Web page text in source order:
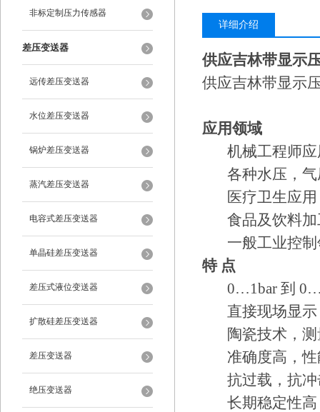
非标定制压力传感器
差压变送器
远传差压变送器
水位差压变送器
锅炉差压变送器
蒸汽差压变送器
电容式差压变送器
单晶硅差压变送器
差压式液位变送器
扩散硅差压变送器
差压变送器
绝压变送器
详细介绍
供应吉林带显示
供应吉林带显示
应用领域
机械工程师应
各种水压，气
医疗卫生应用
食品及饮料加
一般工业控制
特 点
0…1bar 到
直接现场显示
陶瓷技术，测
准确度高，性
抗过载，抗冲
长期稳定性高